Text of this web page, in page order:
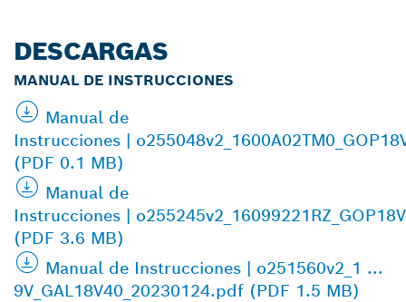
DESCARGAS
MANUAL DE INSTRUCCIONES
Manual de
Instrucciones |
(PDF 0.1 MB)
Manual de
Instrucciones |
(PDF 3.6 MB)
Manual de Instrucciones | o251560v2_1 ...
9V_GAL18V40_20230124.pdf (PDF 1.5 MB)